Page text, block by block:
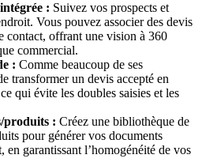
: Suivez vos prospects et
Vous pouvez associer des devis
contact, offrant une vision à 360
commercial.
: Comme beaucoup de ses
transformer un devis accepté en
qui évite les doubles saisies et les
produits : Créez une bibliothèque de
pour générer vos documents
en garantissant l’homogénéité de vos